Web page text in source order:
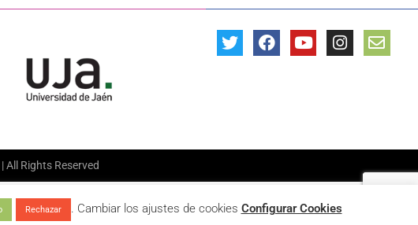
| All Rights Reserved
Rechazar . Cambiar los ajustes de cookies Configurar Cookies